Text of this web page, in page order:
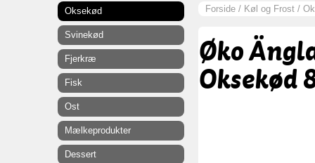
Forside / Køl og Frost /
Øko
Oksekød
Oksekød
Svinekød
Fjerkræ
Fisk
Ost
Mælkeprodukter
Dessert